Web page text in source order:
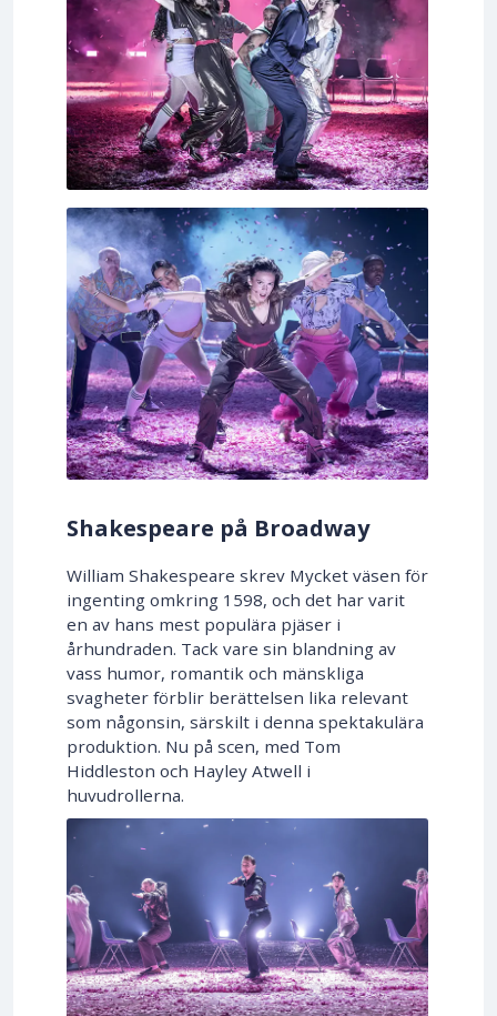
Shakespeare på Broadway
William Shakespeare skrev Mycket väsen för
ingenting omkring 1598, och det har varit
en av hans mest populära pjäser i
århundraden. Tack vare sin blandning av
vass humor, romantik och mänskliga
svagheter förblir berättelsen lika relevant
som någonsin, särskilt i denna spektakulära
produktion. Nu på scen, med Tom
Hiddleston och Hayley Atwell i
huvudrollerna.